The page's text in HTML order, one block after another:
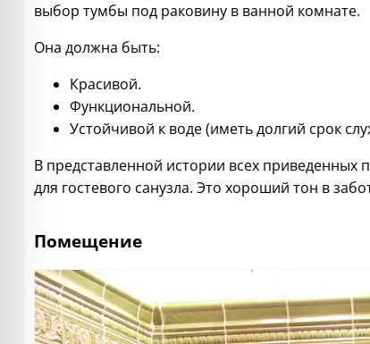
выбор тумбы под раковину в ванной комнате.
Она должна быть:
Красивой.
Функциональной.
Устойчивой к воде (иметь долгий срок
В представленной истории всех приведенных
для гостевого санузла. Это хороший тон в
Помещение